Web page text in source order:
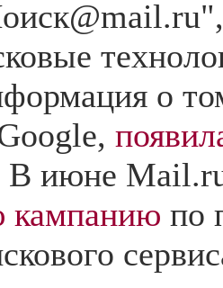
о
В июне
кампанию по